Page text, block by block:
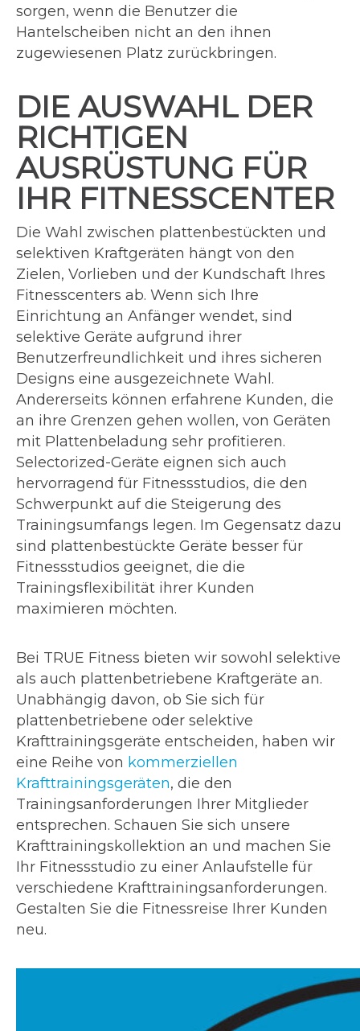
sorgen, wenn die Benutzer die
Hantelscheiben nicht an den ihnen
zugewiesenen Platz zurückbringen.
DIE AUSWAHL DER
RICHTIGEN
AUSRÜSTUNG FÜR
IHR FITNESSCENTER
Die Wahl zwischen plattenbestückten und
selektiven Kraftgeräten hängt von den
Zielen, Vorlieben und der Kundschaft Ihres
Fitnesscenters ab. Wenn sich Ihre
Einrichtung an Anfänger wendet, sind
selektive Geräte aufgrund ihrer
Benutzerfreundlichkeit und ihres sicheren
Designs eine ausgezeichnete Wahl.
Andererseits können erfahrene Kunden, die
an ihre Grenzen gehen wollen, von Geräten
mit Plattenbeladung sehr profitieren.
Selectorized-Geräte eignen sich auch
hervorragend für Fitnessstudios, die den
Schwerpunkt auf die Steigerung des
Trainingsumfangs legen. Im Gegensatz dazu
sind plattenbestückte Geräte besser für
Fitnessstudios geeignet, die die
Trainingsflexibilität ihrer Kunden
maximieren möchten.
Bei TRUE Fitness bieten wir sowohl selektive
als auch plattenbetriebene Kraftgeräte an.
Unabhängig davon, ob Sie sich für
plattenbetriebene oder selektive
Krafttrainingsgeräte entscheiden, haben wir
eine Reihe von kommerziellen
Krafttrainingsgeräten, die den
Trainingsanforderungen Ihrer Mitglieder
entsprechen. Schauen Sie sich unsere
Krafttrainingskollektion an und machen Sie
Ihr Fitnessstudio zu einer Anlaufstelle für
verschiedene Krafttrainingsanforderungen.
Gestalten Sie die Fitnessreise Ihrer Kunden
neu.